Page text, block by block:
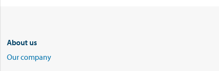
About us
Our company